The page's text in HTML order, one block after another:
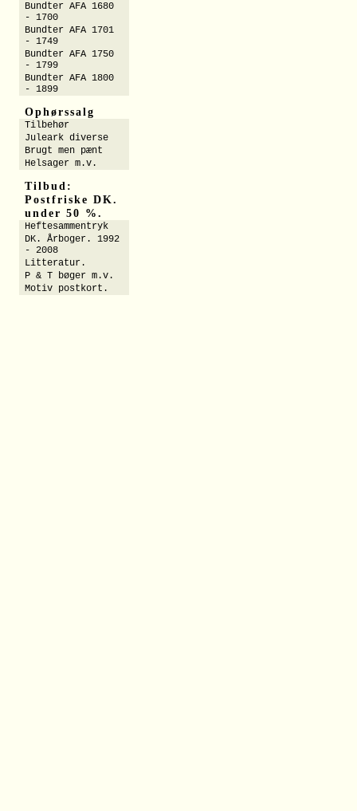
Bundter AFA 1680
- 1700
Bundter AFA 1701
- 1749
Bundter AFA 1750
- 1799
Bundter AFA 1800
- 1899
Ophørssalg
Tilbehør
Juleark diverse
Brugt men pænt
Helsager m.v.
Tilbud:
Postfriske DK.
under 50 %.
Heftesammentryk
DK. Årboger. 1992
- 2008
Litteratur.
P & T bøger m.v.
Motiv postkort.